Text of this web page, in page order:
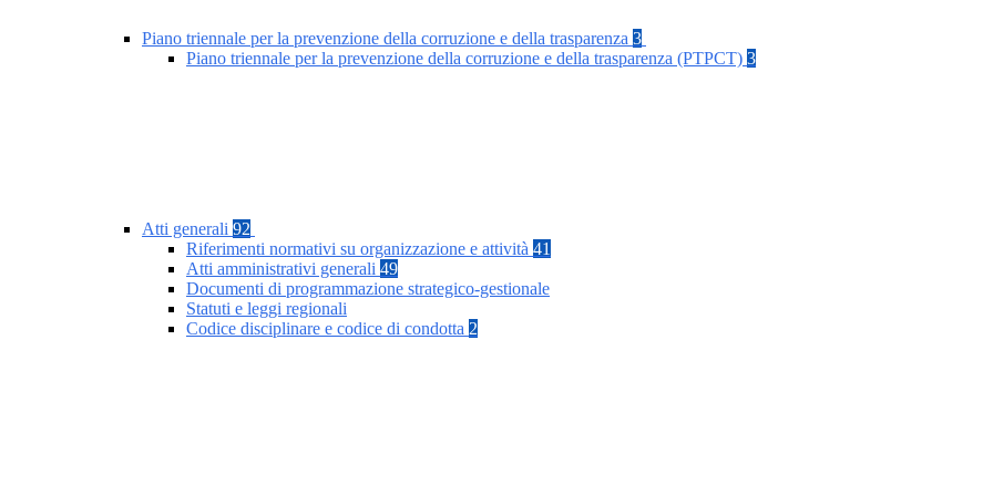
Piano triennale per la prevenzione della corruzione e della trasparenza 3
Piano triennale per la prevenzione della corruzione e della trasparenza (PTPCT) 3
Atti generali 92
Riferimenti normativi su organizzazione e attività 41
Atti amministrativi generali 49
Documenti di programmazione strategico-gestionale
Statuti e leggi regionali
Codice disciplinare e codice di condotta 2